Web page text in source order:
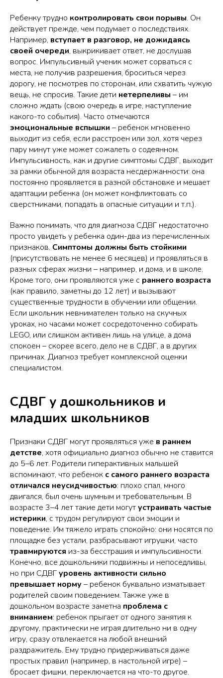
Ребенку трудно контролировать свои порывы. Он
действует прежде, чем подумает о последствиях.
Например, вступает в разговор, не дожидаясь
своей очереди, выкрикивает ответ, не дослушав
вопрос. Импульсивный ученик может сорваться с
места, не получив разрешения, броситься через
дорогу, не посмотрев по сторонам, или схватить чужую
вещь, не спросив. Такие дети нетерпеливы – им
сложно ждать (свою очередь в игре, наступление
какого-то события). Часто отмечаются
эмоциональные вспышки – ребенок мгновенно
выходит из себя, если расстроен или зол, хотя через
пару минут уже может сожалеть о содеянном.
Импульсивность, как и другие симптомы СДВГ, выходит
за рамки обычной для возраста несдержанности: она
постоянно проявляется в разной обстановке и мешает
адаптации ребенка (он может конфликтовать со
сверстниками, попадать в опасные ситуации и т.п.).
Важно понимать, что для диагноза СДВГ недостаточно
просто увидеть у ребенка один-два из перечисленных
признаков. Симптомы должны быть стойкими
(присутствовать не менее 6 месяцев) и проявляться в
разных сферах жизни – например, и дома, и в школе.
Кроме того, они проявляются уже с раннего возраста
(как правило, заметны до 12 лет) и вызывают
существенные трудности в обучении или общении.
Если школьник невнимателен только на скучных
уроках, но часами может сосредоточенно собирать
LEGO, или слишком активен лишь на улице, а дома
спокоен – скорее всего, дело не в СДВГ, а в других
причинах. Диагноз требует комплексной оценки
специалистом.
СДВГ у дошкольников и
младших школьников
Признаки СДВГ могут проявляться уже в раннем
детстве, хотя официально диагноз обычно не ставится
до 5–6 лет. Родители гиперактивных малышей
вспоминают, что ребенок с самого раннего возраста
отличался неусидчивостью: плохо спал, много
двигался, был очень шумным и требовательным. В
возрасте 3–4 лет такие дети могутустраивать частые
истерики, с трудом регулируют свои эмоции и
поведение. Им тяжело играть спокойно: они носятся по
площадке без устали, разбрасывают игрушки, часто
травмируются из-за бесстрашия и импульсивности.
Конечно, все дошкольники подвижны и непоседливы,
но при СДВГуровень активности сильно
превышает норму– ребенок буквально изматывает
родителей своим поведением. Также уже в
дошкольном возрасте заметна проблема с
вниманием: ребенок прыгает от одного занятия к
другому, практически не играя длительно ни в одну
игру, сразу отвлекается на любой внешний
раздражитель. Ему трудно придерживаться даже
простых правил (например, в настольной игре) –
бросает фишки, переключается на что-то другое.